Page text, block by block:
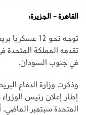
القاهرة - الجزيرة:
توجه نحو 12
تقدمه المملكة المتحدة
في جنوب السودان.
وذكرت وزارة الدفاع
إطار إعلان رئيس
المتحدة سبتمبر